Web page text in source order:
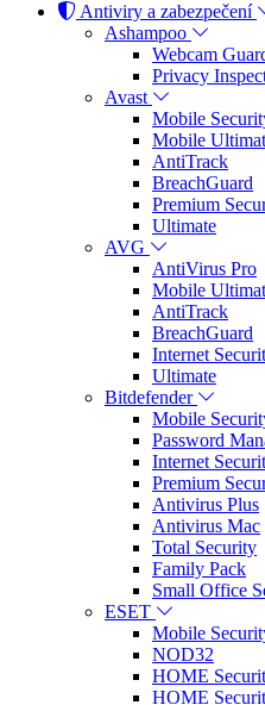
Antiviry a zabezpečení
Ashampoo
Webcam
Privacy
Avast
Mobile
Mobile
AntiTrack
BreachGuard
Premium
Ultimate
AVG
AntiVirus Pro
Mobile
AntiTrack
BreachGuard
Internet
Ultimate
Bitdefender
Mobile
Password
Internet
Premium
Antivirus Plus
Antivirus Mac
Total Security
Family Pack
Small Office
ESET
Mobile
NOD32
HOME
HOME